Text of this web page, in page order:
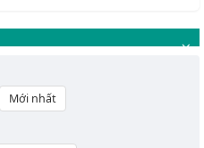
Mới nhất